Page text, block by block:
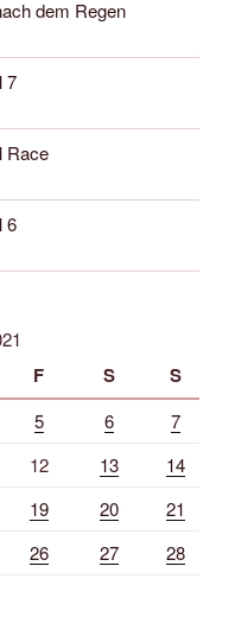
dem Regen
7
Race
6
F S S
5 6
7
12 13
14
19 20
21
26 27 28